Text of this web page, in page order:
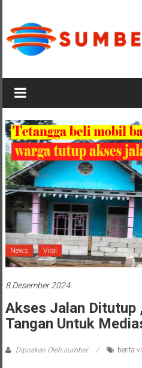
konten
Sumber
Cerita
News Viral
8 Desember 2024
Akses Jalan Ditutup
Tangan Untuk
Diposkan Oleh:sumber berita